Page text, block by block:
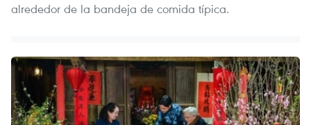
alrededor de la bandeja de comida típica.